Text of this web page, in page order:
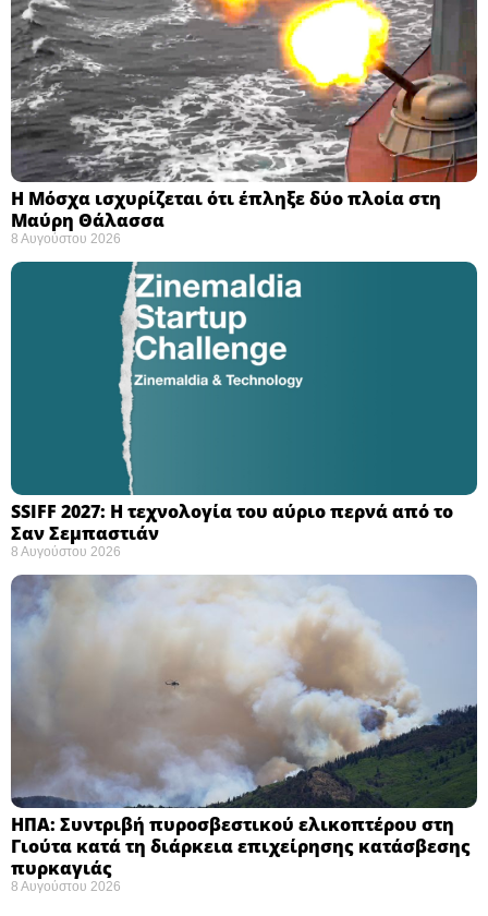
Η Μόσχα ισχυρίζεται ότι έπληξε δύο πλοία στη
Μαύρη Θάλασσα ​
8 Αυγούστου 2026
SSIFF 2027: Η τεχνολογία του αύριο περνά από το
Σαν Σεμπαστιάν ​
8 Αυγούστου 2026
ΗΠΑ: Συντριβή πυροσβεστικού ελικοπτέρου στη
Γιούτα κατά τη διάρκεια επιχείρησης κατάσβεσης
πυρκαγιάς ​
8 Αυγούστου 2026